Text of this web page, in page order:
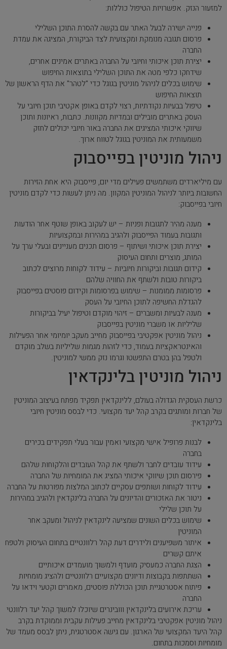
למזעור הנזק. אפשרויות הטיפול כוללות:
פנייה ישירה לבעל האתר עם בקשה להסרת התוכן השלילי
פרסום תגובה מנומקת ומקצועית לצד הביקורת, המציגה את עמדת
החברה
יצירת תוכן איכותי וחיובי על החברה באתרים אמינים אחרים,
שידחקו כלפי מטה את התוכן השלילי בתוצאות החיפוש
שימוש בכלים לניהול מוניטין בגוגל כדי "לטהר" את הדף הראשון של
תוצאות החיפוש
טיפול בבעיות נקודתיות, רצוי לקדם באופן אקטיבי תוכן חיובי על
העסק באתרים מובילים ובמדיות מקוונות. כתבות, ראיונות ותוכן
שיווקי איכותי המציגים את החברה באור חיובי יכולים לחזק
משמעותית את המוניטין בגוגל לטווח ארוך.
ניהול מוניטין בפייסבוק
עם מיליארדים משתמשים פעילים מדי יום, פייסבוק היא אחת הזירות
החשובות ביותר לניהול המוניטין המקוון. מה ניתן לעשות כדי לקדם מוניטין
חיובי בפייסבוק:
מענה מהיר לתגובות ופניות – יש לעקוב באופן שוטף אחר הודעות
ותגובות בעמוד הפייסבוק ולהגיב במהירות ובמקצועיות
יצירת תוכן איכותי ושיתוף – פרסום תכנים מעניינים ובעלי ערך על
המותג, מוצרים ותחום העיסוק
קידום תגובות וביקורות חיוביות – עידוד לקוחות מרוצים לכתוב
ביקורות טובות ולשתף את החוויה שלהם
פרסומות ממומנות – שימוש בפרסומות וקידום פוסטים בפייסבוק
להגדלת החשיפה לתוכן החיובי על העסק
מענה לבעיות ומשברים – זיהוי מוקדם וטיפול יעיל בביקורות
שליליות או משברי מוניטין בפייסבוק
ניהול מוניטין אפקטיבי בפייסבוק מחייב מעקב יומיומי אחר הפעילות
והאינטראקציות בעמוד, כדי לזהות מגמות שליליות בשלב מוקדם
ולטפל בהן בטרם התפשטו וגרמו נזק ממשי למוניטין.
ניהול מוניטין בלינקדאין
כרשת העסקית הגדולה בעולם, ללינקדאין תפקיד מפתח בעיצוב המוניטין
של חברות ומותגים בקרב קהל יעד מקצועי. כדי לבסס מוניטין חיובי
בלינקדאין:
לבנות פרופיל אישי מקצועי ואמין עבור בעלי תפקידים בכירים
בחברה
עידוד עובדים לחבר ולשתף את קהל העובדים והלקוחות שלהם
פירסום תוכן שיווקי איכותי המציג את המומחיות של החברה
עידוד לקוחות ושותפים עסקיים לכתוב המלצות מפורטות על החברה
ניטור את האזכורים והדיונים על החברה בלינקדאין ולהגיב במהירות
על תוכן שלילי
שימוש בכלים השונים שמציעה לינקדאין לניהול ומעקב אחר
המוניטין
איתור משפיענים ולידרים דעת קהל רלוונטיים בתחום העיסוק ולטפח
איתם קשרים
הצגת החברה כמעסיק מועדף ולמשוך מועמדים איכותיים
השתתפות בקבוצות ודיונים מקצועיים רלוונטיים ולהציג מומחיות
פיתוח אסטרטגיית תוכן הכוללת פוסטים, מאמרים וקטעי וידאו על
החברה
עריכת אירועים בלינקדאין ווובינרים שיוכלו למשוך קהל יעד רלוונטי
ניהול מוניטין אפקטיבי בלינקדאין מחייב פעילות עקבית וממוקדת בקרב
קהל היעד המקצועי של הארגון. עם גישה אסטרטגית, ניתן לבסס מעמד של
מומחיות וסמכות בתחום.